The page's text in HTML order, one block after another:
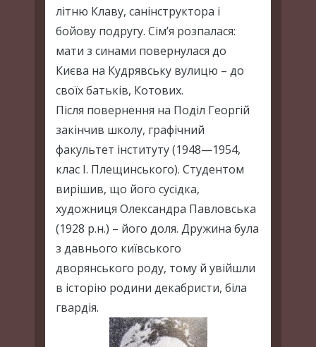
літню Клаву, санінструктора і
бойову подругу. Сім’я розпалася:
мати з синами повернулася до
Києва на Кудрявську вулицю – до
своїх батьків, Котових.
Після повернення на Поділ Георгій
закінчив школу, графічний
факультет інституту (1948—1954,
клас І. Плещинського). Студентом
вирішив, що його сусідка,
художниця Олександра Павловська
(1928 р.н.) – його доля. Дружина була
з давнього київського
дворянського роду, тому й увійшли
в історію родини декабристи, біла
гвардія.